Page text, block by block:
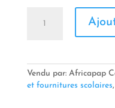
Spiral
48
Vendu par: Africapap
et fournitures scolaires,